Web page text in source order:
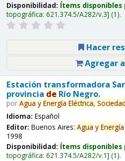
Disponibilidad: Ítems
topográfica: 621.374.5/A282/v.3 (1).
Hacer
Agregar
Estación transformadora
provincia deRío Negro.
por Agua y Energía Eléctrica, Sociedad
Idioma: Español
Editor: Buenos Aires: Agua y Energía
1998
Disponibilidad: Ítems
topográfica: 621.374.5/A282/v.1 (1).